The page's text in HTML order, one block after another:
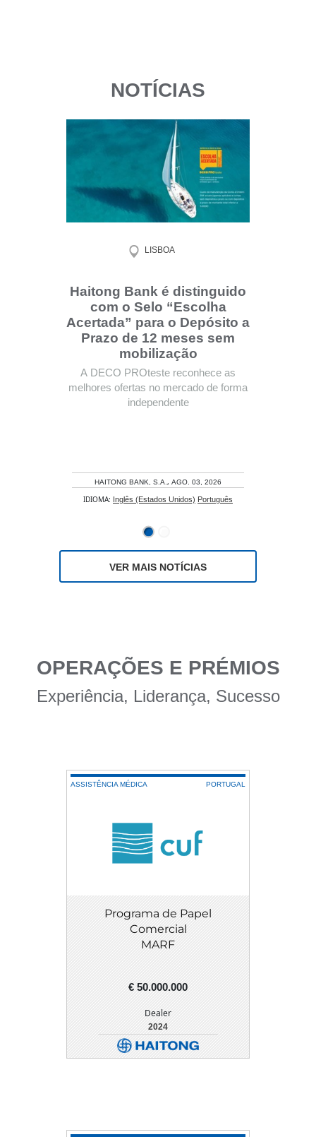
NOTÍCIAS
LISBOA
Haitong Bank é distinguido
com o Selo “Escolha
Acertada” para o Depósito a
Prazo de 12 meses sem
mobilização
A DECO PROteste reconhece as
melhores ofertas no mercado de forma
independente
HAITONG BANK, S.A. , AGO. 03, 2026
IDIOMA: Inglês (Estados Unidos) Português
VER MAIS NOTÍCIAS
OPERAÇÕES E PRÉMIOS
Experiência, Liderança, Sucesso
ASSISTÊNCIA MÉDICA PORTUGAL
Programa de Papel
Comercial
MARF
€ 50.000.000
Dealer
2024
DETALHE DOWNLOAD